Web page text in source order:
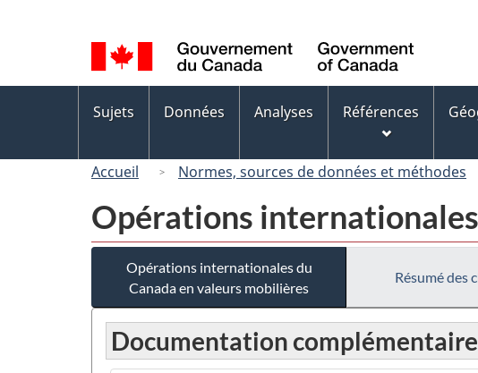
de
la
langue
Canada
des
Sujets Données Analyses Références
Accueil Normes, sources de données et méthodes
Opérations
Opérations internationales du
Canada en valeurs mobilières
Résumé des
Documentation complémentaire